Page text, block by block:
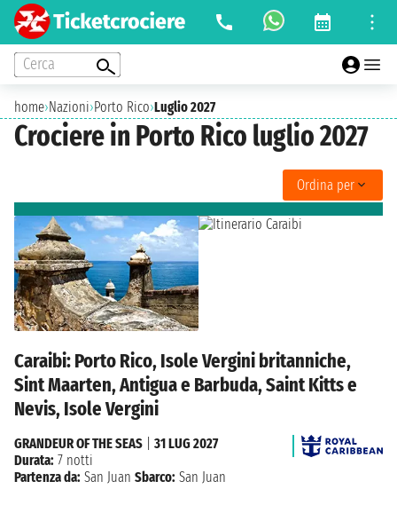
Cerca
home›Nazioni›Porto Rico›Luglio 2027
Crociere in Porto Rico luglio 2027
Ordina per
Caraibi: Porto Rico, Isole Vergini britanniche,
Sint Maarten, Antigua e Barbuda, Saint Kitts e
Nevis, Isole Vergini
GRANDEUR OF THE SEAS
31 LUG 2027
Durata: 7 notti
Partenza da: San Juan Sbarco: San Juan